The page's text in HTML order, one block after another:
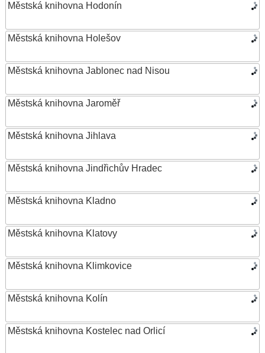
Městská knihovna Hodonín
Městská knihovna Holešov
Městská knihovna Jablonec nad Nisou
Městská knihovna Jaroměř
Městská knihovna Jihlava
Městská knihovna Jindřichův Hradec
Městská knihovna Kladno
Městská knihovna Klatovy
Městská knihovna Klimkovice
Městská knihovna Kolín
Městská knihovna Kostelec nad Orlicí